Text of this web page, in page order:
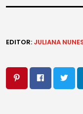
EDITOR: JULIANA